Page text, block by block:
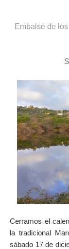
Embalse de
Cerramos el
la tradicional
sábado 17 de